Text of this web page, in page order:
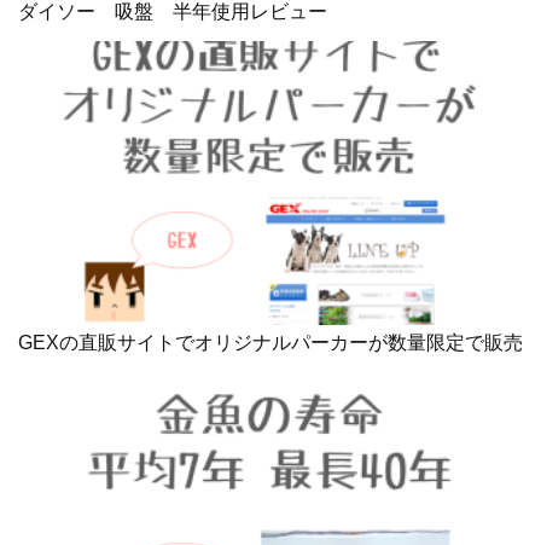
ダイソー 吸盤 半年使用レビュー
GEXの直販サイトでオリジナルパーカーが数量限定で販売